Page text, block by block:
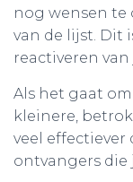
nog wensen te
van de lijst. Dit
reactiveren
Als het gaat
kleinere,
veel
ontvangers die